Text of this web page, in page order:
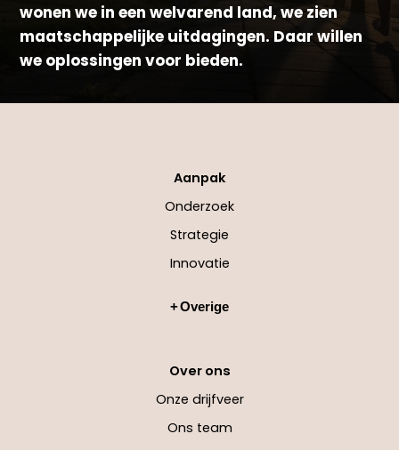
wonen we in een welvarend land, we zien
maatschappelijke uitdagingen. Daar willen
we oplossingen voor bieden.
Aanpak
Onderzoek
Strategie
Innovatie
Overige
Over ons
Onze drijfveer
Ons team